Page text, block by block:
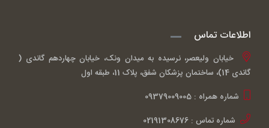
اطلاعات تماس
خیابان ولیعصر، نرسیده به میدان ونک، خیابان چهاردهم گاندی (
گاندی 14)، ساختمان پزشکان شفق، پلاک 11، طبقه اول
شماره همراه : 09379009005
شماره تماس : 02191308676